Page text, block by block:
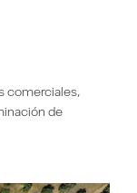
comerciales,
de